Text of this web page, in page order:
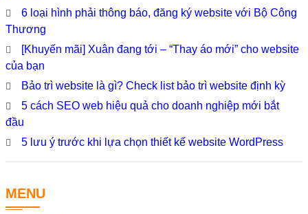
6 loại hình phải thông báo, đăng ký website với Bộ Công
Thương
[Khuyến mãi] Xuân đang tới – “Thay áo mới” cho website
của bạn
Bảo trì website là gì? Check list bảo trì website định kỳ
5 cách SEO web hiệu quả cho doanh nghiệp mới bắt
đầu
5 lưu ý trước khi lựa chọn thiết kế website WordPress
MENU